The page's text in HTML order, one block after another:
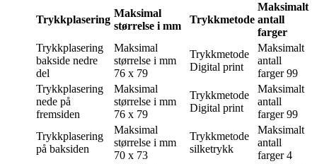
Trykkplasering
Maksimal
størrelse i mm
Trykkmetode
Maksimalt
antall
farger
Trykkplasering
bakside nedre
del
Maksimal
størrelse i mm
76 x 79
Trykkmetode
Digital print
Maksimalt
antall
farger 99
Trykkplasering
nede på
fremsiden
Maksimal
størrelse i mm
76 x 79
Trykkmetode
Digital print
Maksimalt
antall
farger 99
Trykkplasering
på baksiden
Maksimal
størrelse i mm
70 x 73
Trykkmetode
silketrykk
Maksimalt
antall
farger 4